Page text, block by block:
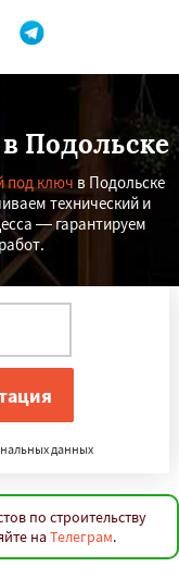
Подольске
под ключ в Подольске
технический и
— гарантируем
данных
по строительству
на Телеграм.